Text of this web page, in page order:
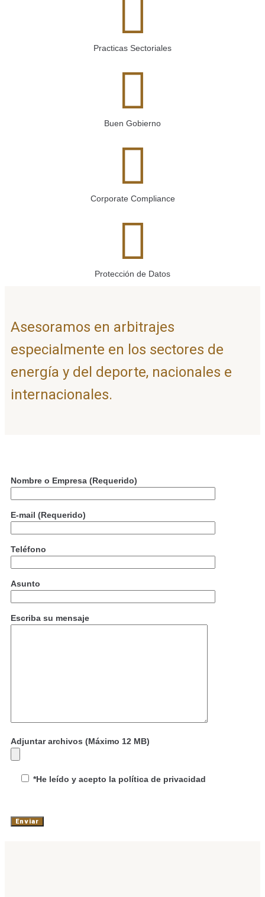
Practicas Sectoriales
Buen Gobierno
Corporate Compliance
Protección de Datos
Asesoramos en arbitrajes
especialmente en los sectores de
energía y del deporte, nacionales e
internacionales.
Nombre o Empresa (Requerido)
E-mail (Requerido)
Teléfono
Asunto
Escriba su mensaje
Adjuntar archivos (Máximo 12 MB)
*He leído y acepto la política de privacidad